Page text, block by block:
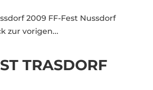
2009 FF-Fest Nussdorf
zur vorigen...
TRASDORF